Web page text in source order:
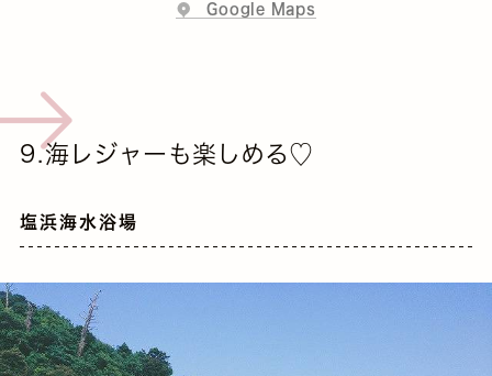
Google Maps
9.海レジャーも楽しめる♡
塩浜海水浴場